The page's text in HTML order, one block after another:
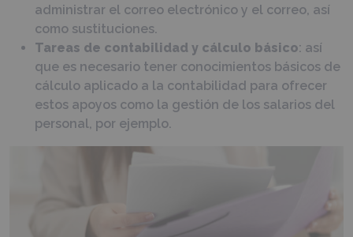
administrar el correo electrónico y el correo, así
como sustituciones.
Tareas de contabilidad y cálculo básico: así
que es necesario tener conocimientos básicos de
cálculo aplicado a la contabilidad para ofrecer
estos apoyos como la gestión de los salarios del
personal, por ejemplo.